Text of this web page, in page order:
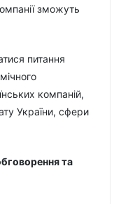
зможуть
питання
компаній,
України, сфери
та